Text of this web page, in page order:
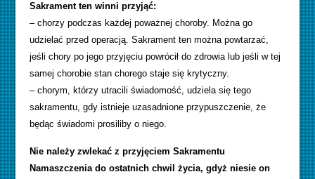
Sakrament ten winni przyjąć:
– chorzy podczas każdej poważnej choroby. Można go
udzielać przed operacją. Sakrament ten można powtarzać,
jeśli chory po jego przyjęciu powrócił do zdrowia lub jeśli w tej
samej chorobie stan chorego staje się krytyczny.
– chorym, którzy utracili świadomość, udziela się tego
sakramentu, gdy istnieje uzasadnione przypuszczenie, że
będąc świadomi prosiliby o niego.
Nie należy zwlekać z przyjęciem Sakramentu
Namaszczenia do ostatnich chwil życia, gdyż niesie on